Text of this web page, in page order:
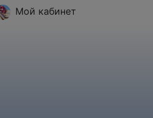
Мой кабинет